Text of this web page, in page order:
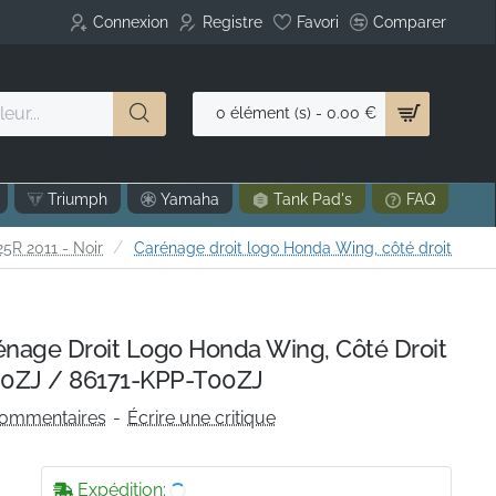
Connexion Registre Favori Comparer
0 élément (s) - 0.00 €
Triumph Yamaha Tank Pad's FAQ
2011 - Noir Carénage droit logo Honda Wing, côté droit
Droit Logo Honda Wing, Côté Droit
/ 86171-KPP-T00ZJ
- Écrire une critique
Expédition: